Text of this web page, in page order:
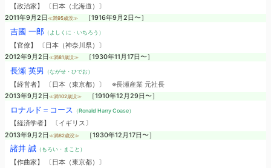
【政治家】 〔日本（北海道）〕
2011年9月2日 ≪満95歳没≫ ［1916年9月2日〜］
吉國 一郎（よしくに・いちろう）
【官僚】 〔日本（神奈川県）〕
2012年9月2日 ≪満81歳没≫ ［1930年11月17日〜］
長瀬 英男 （ながせ・ひでお）
【経営者】 〔日本（東京都）〕 ※長瀬産業 元社長
2013年9月2日 ≪満102歳没≫ ［1910年12月29日〜］
ロナルド＝コース （Ronald Harry Coase）
【経済学者】 〔イギリス〕
2013年9月2日 ≪満82歳没≫ ［1930年12月17日〜］
諸井 誠（もろい・まこと）
【作曲家】 〔日本（東京都）〕